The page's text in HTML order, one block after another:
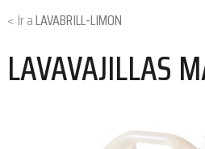
LAVABRILL-LIMON
LAVAVAJILLAS